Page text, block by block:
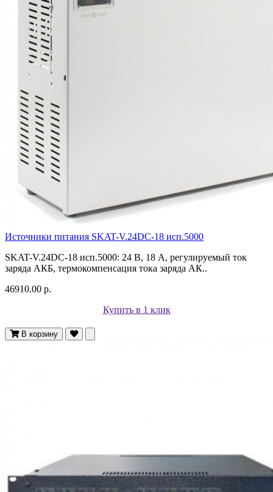
Источники питания SKAT-V.24DC-18 исп.5000
SKAT-V.24DC-18 исп.5000: 24 В, 18 А, регулируемый ток
заряда АКБ, термокомпенсация тока заряда АК..
46910.00 р.
Купить в 1 клик
В корзину